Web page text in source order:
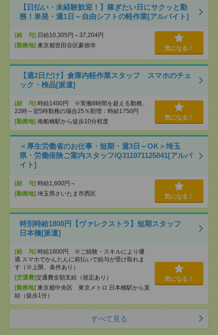
【日払い・未経験歓迎！】稼ぎたい日にサクッと勤
務！単発・週1日～自由シフトの軽作業[アルバイト]
[給 与] 日給10,305円～37,204円
[勤務地] 東京都世田谷区豪徳寺 気になる！
【週2日だけ】倉庫内軽作業スタッフ スマホのチェ
ック・検品[派遣]
[給 与] 時給1400円 ※実働8時間を超える勤務、
22時～翌5時勤務の場合25％割増：時給1750円
[勤務地] 南船橋駅から徒歩10分程度
気になる！
＜厚生労働省のお仕事・短期・週3日～OK＞埼玉
県・労働保険ご案内スタッフ/Q311071125041[アルバ
イト]
[給 与] 時給1,600円～
[勤務地] 埼玉県さいたま市西区 気になる！
特別時給1800円【ヴァレクストラ】短期スタッフ
日本橋[派遣]
[給 与] 時給1800円 ※ご経験・スキルにより優
遇 スマホでかんたんに前払いで給与が受け取れま
す（※上限、条件あり）
[交通費]交通費全額支給（規定あり）
[勤務地] 東京都中央区 東京メトロ 日本橋駅から直
結（徒歩1分）
気になる！
すべて見る